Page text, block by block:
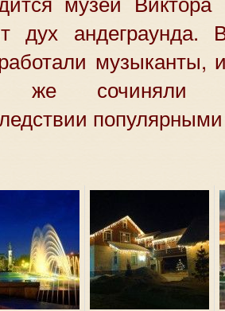
дух андеграунда.
музыканты,
же сочиняли